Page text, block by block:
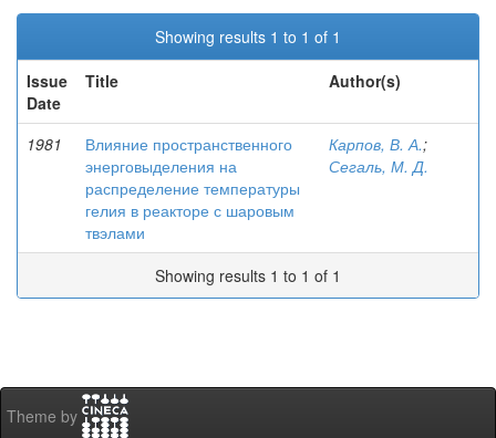
Showing results 1 to 1 of 1
Issue
Date
Title Author(s)
1981
Влияние пространственного
энерговыделения на
распределение температуры
гелия в реакторе с шаровым
твэлами
Карпов, В. А.;
Сегаль, М. Д.
Showing results 1 to 1 of 1
Theme by